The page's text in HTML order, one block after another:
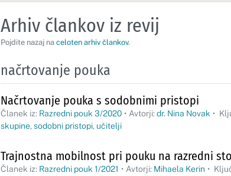
Arhiv člankov iz revij
Pojdite nazaj na celoten arhiv člankov.
načrtovanje pouka
Načrtovanje pouka s sodobnimi pristopi
Članek iz: Razredni pouk 3/2020 • Avtorji: dr. Nina Novak •
skupine, sodobni pristopi, učitelji
Trajnostna mobilnost pri pouku na razredni
Članek iz: Razredni pouk 1/2021 • Avtorji: Mihaela Kerin •